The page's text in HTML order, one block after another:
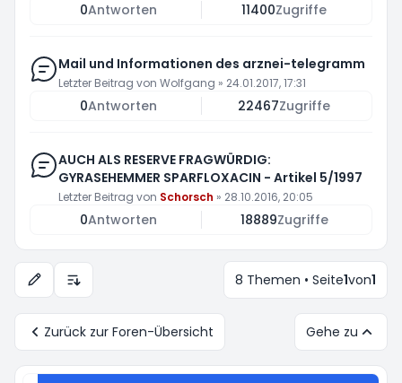
0Antworten 11400Zugriffe
Mail und Informationen des arznei-telegramm
Letzter Beitrag von Wolfgang » 24.01.2017, 17:31
0Antworten 22467Zugriffe
AUCH ALS RESERVE FRAGWÜRDIG:
GYRASEHEMMER SPARFLOXACIN - Artikel 5/1997
Letzter Beitrag von Schorsch » 28.10.2016, 20:05
0Antworten 18889Zugriffe
Anzeige- und Sortierungs-Einstellungen
8 Themen • Seite1von1
Zurück zur Foren-Übersicht Gehe zu